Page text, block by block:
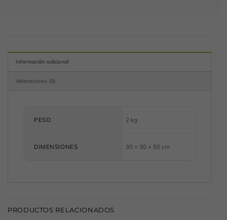
Información adicional
Valoraciones (0)
PESO 2 kg
DIMENSIONES 30 × 30 × 50 cm
PRODUCTOS RELACIONADOS